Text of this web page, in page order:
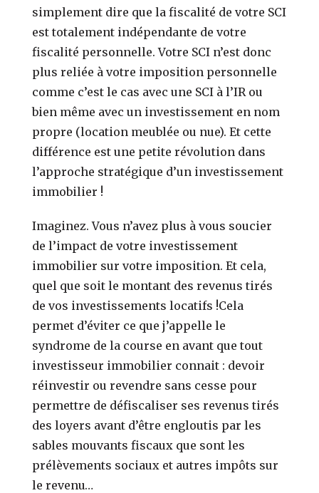
simplement dire que la fiscalité de votre SCI
est totalement indépendante de votre
fiscalité personnelle.Votre SCI n’est donc
plus reliée à votre imposition personnelle
comme c’est le cas avec une SCI à l’IR ou
bien même avec un investissement en nom
propre (location meublée ou nue).Et cette
différence est une petite révolution dans
l’approche stratégique d’un investissement
immobilier !
Imaginez. Vous n’avez plus à vous soucier
de l’impact de votre investissement
immobilier sur votre imposition. Et cela,
quel que soit le montant des revenus tirés
de vos investissements locatifs !Cela
permet d’éviter ce que j’appelle le
syndrome de la course en avant que tout
investisseur immobilier connait : devoir
réinvestir ou revendre sans cesse pour
permettre de défiscaliser ses revenus tirés
des loyers avant d’être engloutis par les
sables mouvants fiscaux que sont les
prélèvements sociaux et autres impôts sur
le revenu…